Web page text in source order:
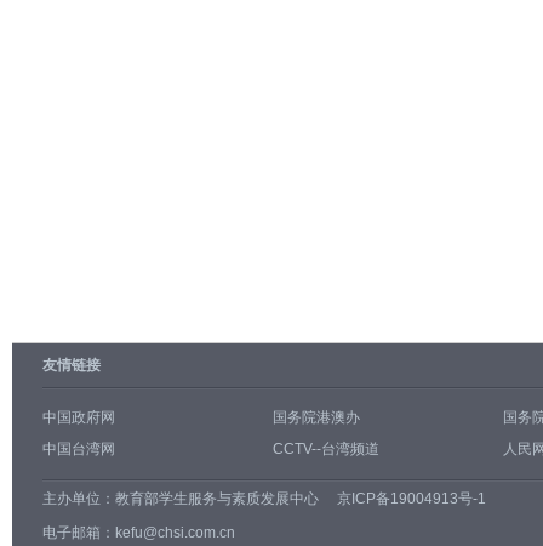
友情链接
中国政府网 国务院港澳办
国务
中国台湾网
CCTV--台湾频道 人民
主办单位： 教育部学生服务与素质发展中心
京ICP备19004913号-1
电子邮箱：kefu@chsi.com.cn